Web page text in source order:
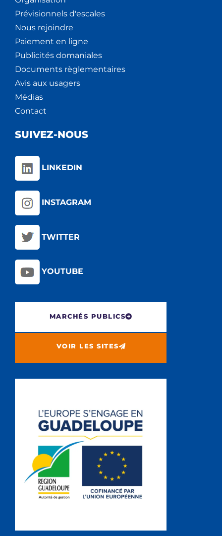
Prévisionnels d'escales
Nous rejoindre
Paiement en ligne
Publicités domaniales
Documents règlementaires
Avis aux usagers
Médias
Contact
SUIVEZ-NOUS
LINKEDIN
INSTAGRAM
TWITTER
YOUTUBE
MARCHÉS PUBLICS
VOIR LES SITES